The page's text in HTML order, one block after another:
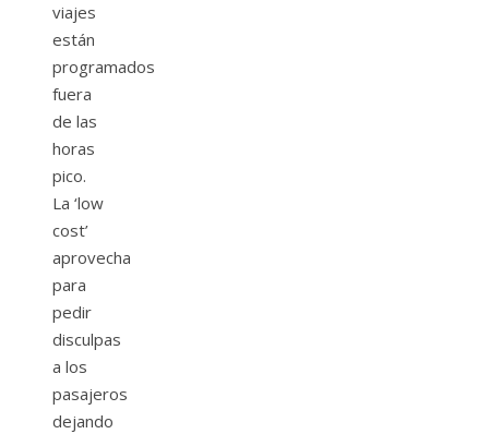
viajes
están
programados
fuera
de las
horas
pico.
La ‘low
cost’
aprovecha
para
pedir
disculpas
a los
pasajeros
dejando